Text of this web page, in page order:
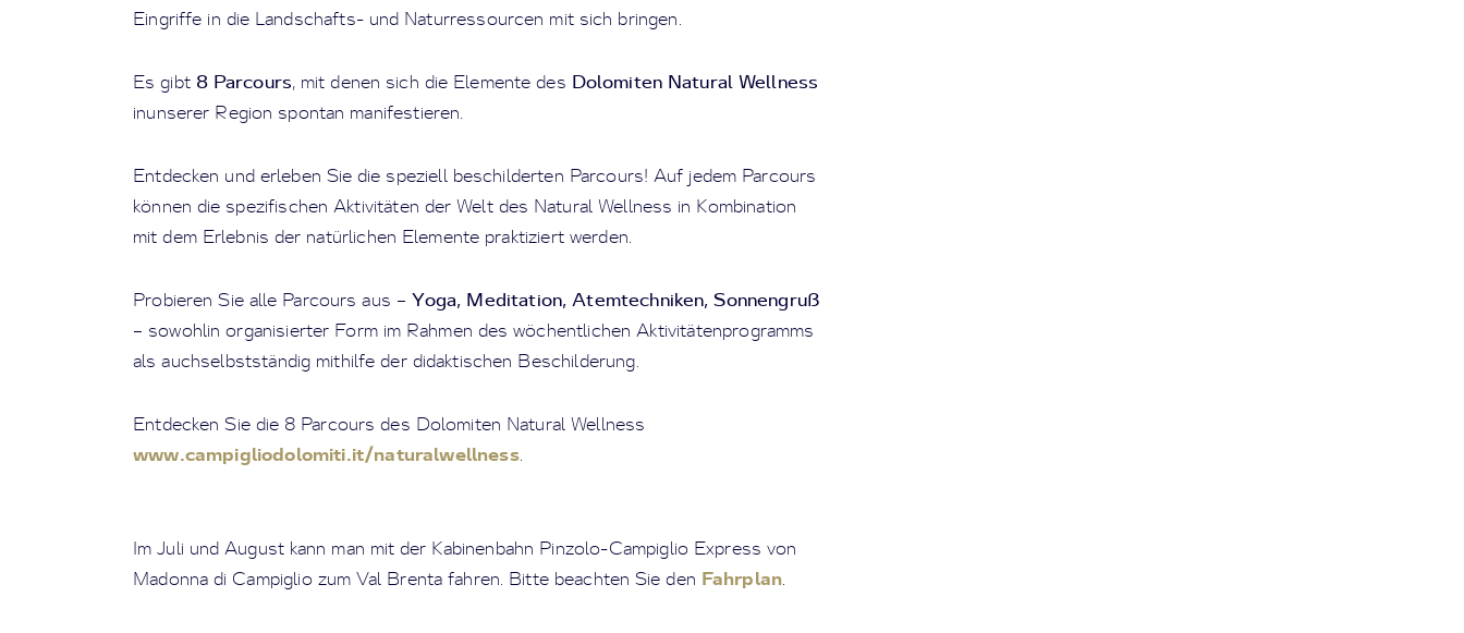
Eingriffe in die Landschafts- und Naturressourcen mit sich bringen.
Es gibt 8 Parcours, mit denen sich die Elemente des Dolomiten Natural Wellness
inunserer Region spontan manifestieren.
Entdecken und erleben Sie die speziell beschilderten Parcours! Auf jedem Parcours
können die spezifischen Aktivitäten der Welt des Natural Wellness in Kombination
mit dem Erlebnis der natürlichen Elemente praktiziert werden.
Probieren Sie alle Parcours aus – Yoga, Meditation, Atemtechniken, Sonnengruß
– sowohlin organisierter Form im Rahmen des wöchentlichen Aktivitätenprogramms
als auchselbstständig mithilfe der didaktischen Beschilderung.
Entdecken Sie die 8 Parcours des Dolomiten Natural Wellness
www.campigliodolomiti.it/naturalwellness.
Im Juli und August kann man mit der Kabinenbahn Pinzolo-Campiglio Express von
Madonna di Campiglio zum Val Brenta fahren. Bitte beachten Sie den Fahrplan.